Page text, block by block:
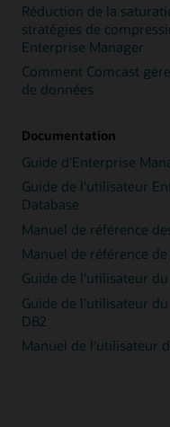
Réduction de la
stratégies de
Enterprise Manager
Comment Comcast
de données
Documentation
Guide d'Enterprise
Guide de l'utilisateur
Database
Manuel de référence
Manuel de référence
Guide de l'utilisateur
Guide de l'utilisateur
DB2
Manuel de l'utilisateur